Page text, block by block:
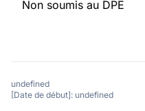
Non soumis au DPE
undefined
[Date de début]: undefined